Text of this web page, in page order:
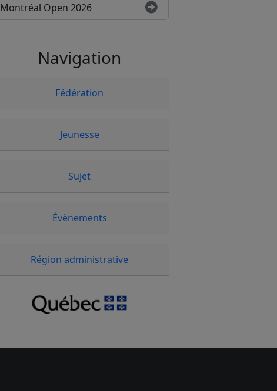
Montréal Open 2026
Navigation
Fédération
Jeunesse
Sujet
Évènements
Région administrative